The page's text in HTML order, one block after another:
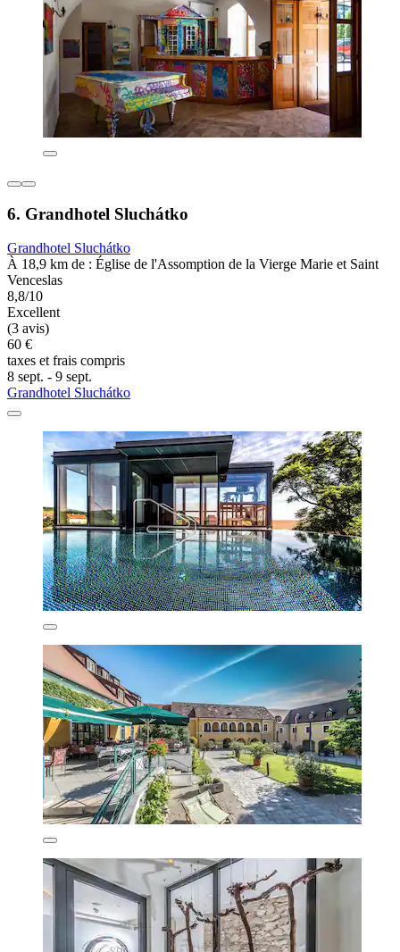
6. Grandhotel Sluchátko
Grandhotel Sluchátko
À 18,9 km de : Église de l'Assomption de la Vierge Marie et Saint
Venceslas
8,8/10
Excellent
(3 avis)
60 €
taxes et frais compris
8 sept. - 9 sept.
Grandhotel Sluchátko